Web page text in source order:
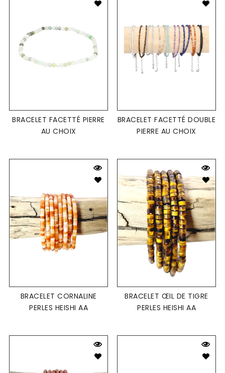
BRACELET FACETTÉ PIERRE
AU CHOIX
BRACELET FACETTÉ DOUBLE
PIERRE AU CHOIX
BRACELET CORNALINE
PERLES HEISHI AA
BRACELET ŒIL DE TIGRE
PERLES HEISHI AA